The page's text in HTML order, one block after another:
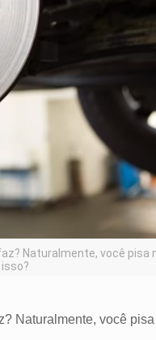
Naturalmente, você pisa
Naturalmente, você